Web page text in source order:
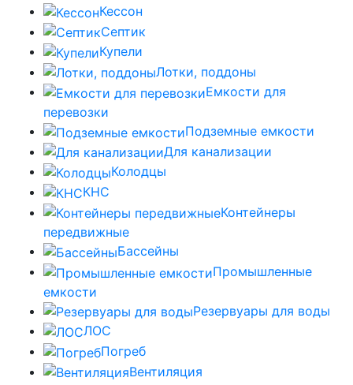
Кессон
Септик
Купели
Лотки, поддоны
Емкости для
перевозки
Подземные емкости
Для канализации
Колодцы
КНС
Контейнеры
передвижные
Бассейны
Промышленные
емкости
Резервуары для воды
ЛОС
Погреб
Вентиляция